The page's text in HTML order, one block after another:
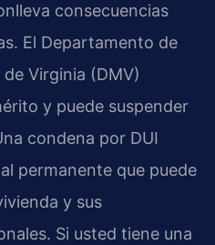
consecuencias
El Departamento de
Virginia (DMV)
y puede suspender
condena por DUI
permanente que puede
y sus
Si usted tiene una